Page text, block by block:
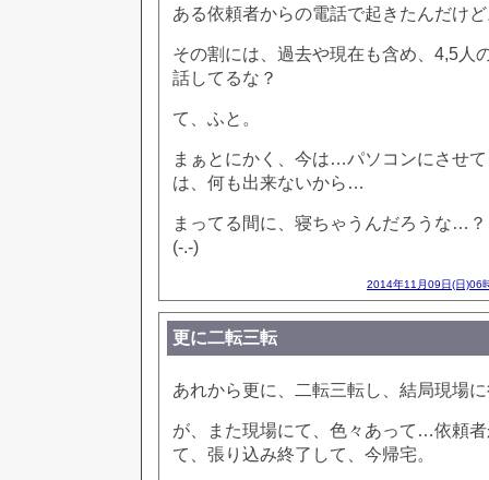
ある依頼者からの電話で起きたんだけ
その割には、過去や現在も含め、4,5人
話してるな？
て、ふと。
まぁとにかく、今は…パソコンにさせ
は、何も出来ないから…
まってる間に、寝ちゃうんだろうな…？
(-.-)
2014年11月09日(日)06
更に二転三転
あれから更に、二転三転し、結局現場
が、また現場にて、色々あって…依頼
て、張り込み終了して、今帰宅。